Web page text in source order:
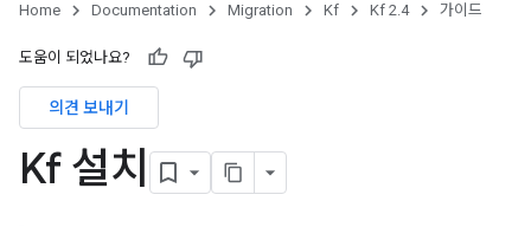
Home Documentation Migration Kf Kf 2.4 가이드
도움이 되었나요?
의견 보내기
Kf 설치